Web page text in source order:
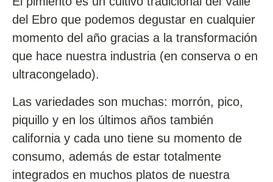
del Ebro que podemos degustar en cualquier
momento del año gracias a la transformación
que hace nuestra industria (en conserva o en
ultracongelado).
Las variedades son muchas: morrón, pico,
piquillo y en los últimos años también
california y cada uno tiene su momento de
consumo, además de estar totalmente
integrados en muchos platos de nuestra